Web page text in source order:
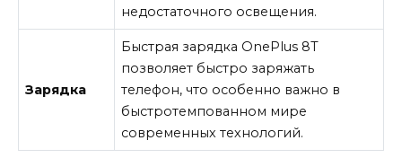
недостаточного освещения.
Зарядка
Быстрая зарядка OnePlus 8T
позволяет быстро заряжать
телефон, что особенно важно в
быстротемпованном мире
современных технологий.